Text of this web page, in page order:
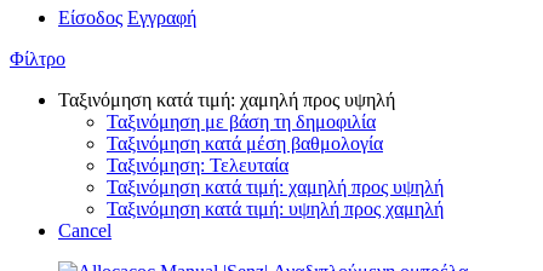
Είσοδος Εγγραφή
Φίλτρο
Ταξινόμηση κατά τιμή: χαμηλή προς υψηλή
Ταξινόμηση με βάση τη δημοφιλία
Ταξινόμηση κατά μέση βαθμολογία
Ταξινόμηση: Τελευταία
Ταξινόμηση κατά τιμή: χαμηλή προς υψηλή
Ταξινόμηση κατά τιμή: υψηλή προς χαμηλή
Cancel